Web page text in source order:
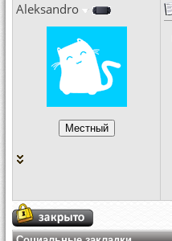
Aleksandro